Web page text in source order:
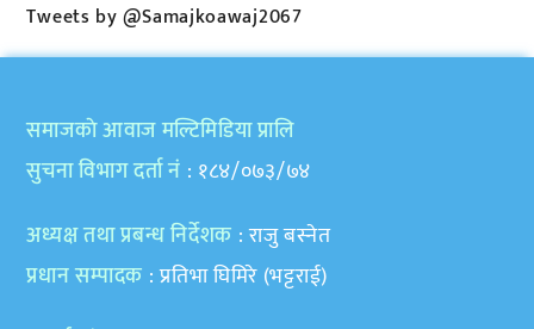
Tweets by @Samajkoawaj2067
समाजकाे आवाज मल्टिमिडिया प्रालि
सुचना विभाग दर्ता नं : १८४/०७३/७४
अध्यक्ष तथा प्रबन्ध निर्देशक : राजु बस्नेत
प्रधान सम्पादक : प्रतिभा घिमिरे (भट्टराई)